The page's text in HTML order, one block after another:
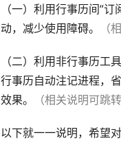
（一）利用行事历间“
动，减少使用障碍。
（
（二）利用非行事历工
行事历自动注记进程，
效果。
（相关说明可跳
以下就一一说明，希望